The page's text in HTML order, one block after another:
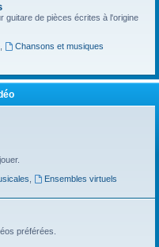
guitare de pièces écrites à l'origine
Chansons et musiques
Ensembles virtuels
préférées.